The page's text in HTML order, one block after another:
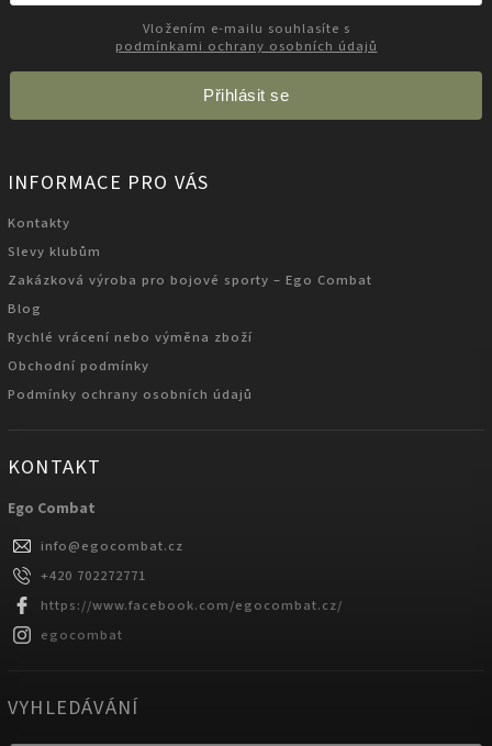
podmínkami ochrany osobních údajů
Přihlásit se
INFORMACE PRO VÁS
Kontakty
Slevy klubům
Zakázková výroba pro bojové sporty – Ego Combat
Blog
Rychlé vrácení nebo výměna zboží
Obchodní podmínky
Podmínky ochrany osobních údajů
KONTAKT
Ego Combat
info@egocombat.cz
+420 702272771
https://www.facebook.com/egocombat.cz/
egocombat
VYHLEDÁVÁNÍ